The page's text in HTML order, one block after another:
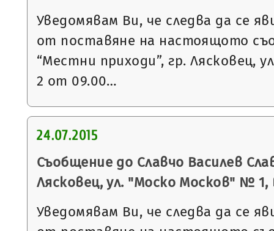
Уведомявам Ви, че следва да се
от поставяне на настоящото
“Местни приходи”, гр. Лясковец,
2 от 09.00…
24.07.2015
Съобщение до Славчо Василев
Лясковец, ул. "Моско Москов" № 1,
Уведомявам Ви, че следва да се